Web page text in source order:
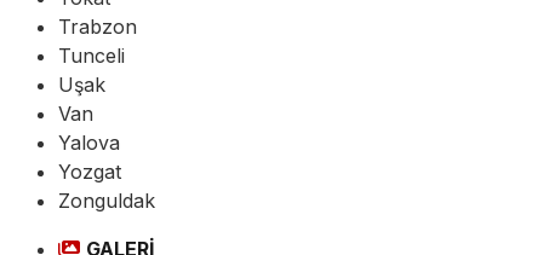
Trabzon
Tunceli
Uşak
Van
Yalova
Yozgat
Zonguldak
GALERİ